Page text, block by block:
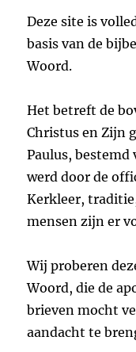
Deze site is
basis van de
Woord.
Het betreft de
Christus en Zijn
Paulus,
werd door de
Kerkleer,
mensen zijn er
Wij proberen
Woord, die de
brieven mocht
aandacht te